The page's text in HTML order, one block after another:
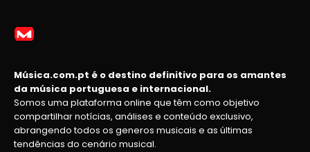
Música.com.pt é o destino definitivo para os amantes
da música portuguesa e internacional.
Somos uma plataforma online que têm como objetivo
compartilhar notícias, análises e conteúdo exclusivo,
abrangendo todos os generos musicais e as últimas
tendências do cenário musical.